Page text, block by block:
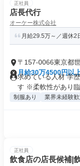
正社員
店長代行
オーケー株式会社
月給29.5万～／週休2
〒157-0066東京都
月給30万4500円以
求めている人材 学
す ※柔軟性があり臨
制服あり 業界未経験
正社員
飲食店の店長候補|